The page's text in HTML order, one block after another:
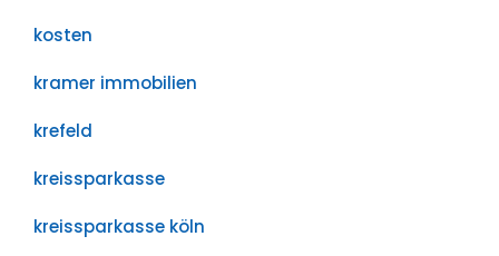
kosten
kramer immobilien
krefeld
kreissparkasse
kreissparkasse köln